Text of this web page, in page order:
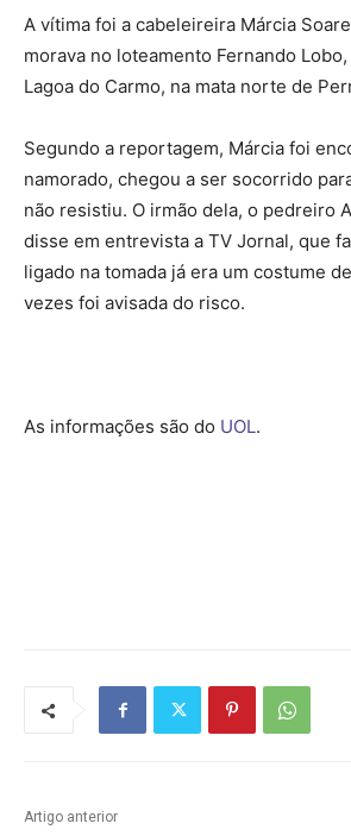
A vítima foi a cabeleireira Márcia
morava no loteamento Fernando
Lagoa do Carmo, na mata norte de
Segundo a reportagem, Márcia foi
namorado, chegou a ser socorrido
não resistiu. O irmão dela, o pedreiro
disse em entrevista a TV Jornal, que
ligado na tomada já era um costume
vezes foi avisada do risco.
As informações são do UOL.
Artigo anterior